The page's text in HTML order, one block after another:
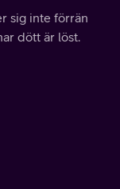
sig inte förrän
dött är löst.